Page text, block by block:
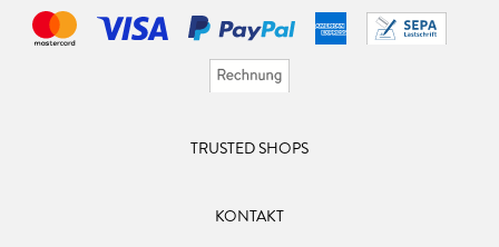
TRUSTED SHOPS
KONTAKT